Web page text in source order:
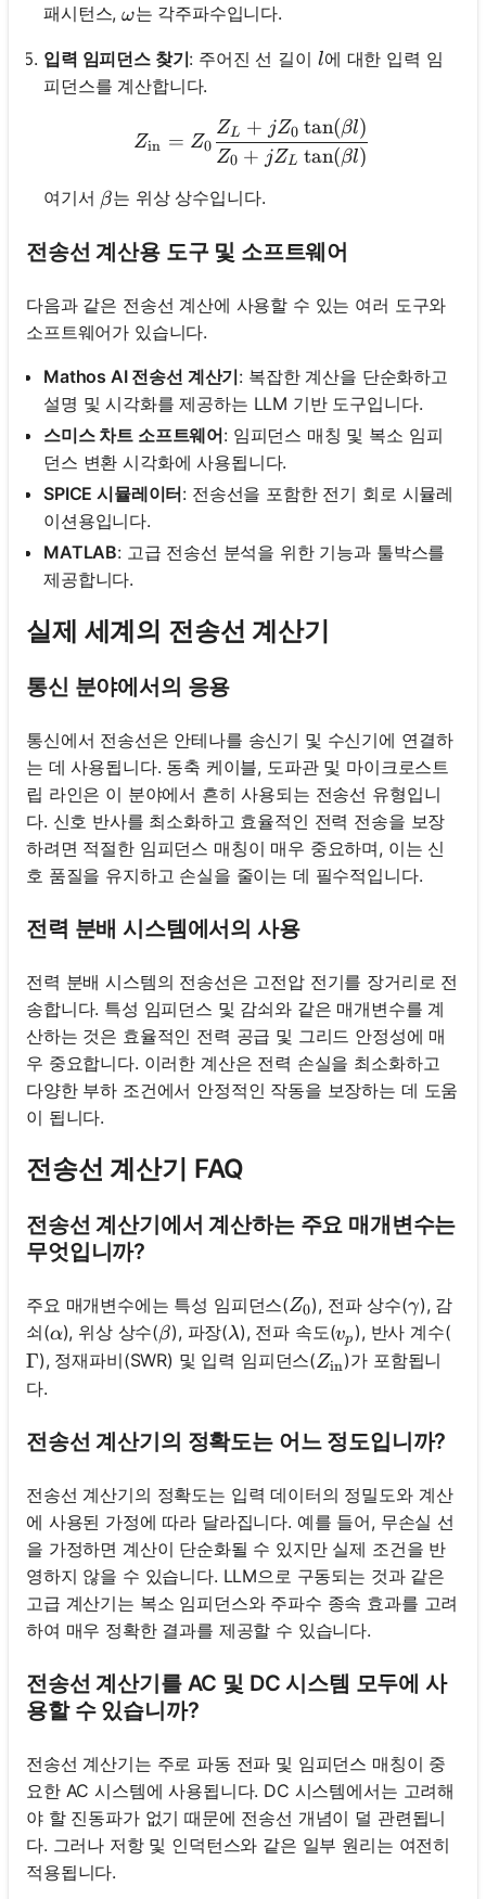
패시턴스,\omega
ω는 각주파수입니다.
입력 임피던스 찾기: 주어진 선 길이 l
l에 대한 입력 임
피던스를 계산합니다.
Z_{\text{in}} = Z_0
Zin = Z0
Z0 + jZL tan(βl)
ZL + jZ0 tan(βl)
여기서 \beta
β는 위상 상수입니다.
전송선 계산용 도구 및 소프트웨어
다음과 같은 전송선 계산에 사용할 수 있는 여러 도구와
소프트웨어가 있습니다.
Mathos AI 전송선 계산기: 복잡한 계산을 단순화하고
설명 및 시각화를 제공하는 LLM 기반 도구입니다.
스미스 차트 소프트웨어: 임피던스 매칭 및 복소 임피
던스 변환 시각화에 사용됩니다.
SPICE 시뮬레이터: 전송선을 포함한 전기 회로 시뮬레
이션용입니다.
MATLAB: 고급 전송선 분석을 위한 기능과 툴박스를
제공합니다.
실제 세계의 전송선 계산기
통신 분야에서의 응용
통신에서 전송선은 안테나를 송신기 및 수신기에 연결하
는 데 사용됩니다. 동축 케이블, 도파관 및 마이크로스트
립 라인은 이 분야에서 흔히 사용되는 전송선 유형입니
다. 신호 반사를 최소화하고 효율적인 전력 전송을 보장
하려면 적절한 임피던스 매칭이 매우 중요하며, 이는 신
호 품질을 유지하고 손실을 줄이는 데 필수적입니다.
전력 분배 시스템에서의 사용
전력 분배 시스템의 전송선은 고전압 전기를 장거리로 전
송합니다. 특성 임피던스 및 감쇠와 같은 매개변수를 계
산하는 것은 효율적인 전력 공급 및 그리드 안정성에 매
우 중요합니다. 이러한 계산은 전력 손실을 최소화하고
다양한 부하 조건에서 안정적인 작동을 보장하는 데 도움
이 됩니다.
전송선 계산기 FAQ
전송선 계산기에서 계산하는 주요 매개변수는
무엇입니까?
주요 매개변수에는 특성 임피던스(Z_0
Z0), 전파 상수(\gamma
γ), 감
쇠(\alpha
α), 위상 상수(\beta
β), 파장(\lambda
λ), 전파 속도(v_p
vp ), 반사 계수(
\Gamma
Γ), 정재파비(SWR) 및 입력 임피던스(Z_{\text{in}}
Zin)가 포함됩니
다.
전송선 계산기의 정확도는 어느 정도입니까?
전송선 계산기의 정확도는 입력 데이터의 정밀도와 계산
에 사용된 가정에 따라 달라집니다. 예를 들어, 무손실 선
을 가정하면 계산이 단순화될 수 있지만 실제 조건을 반
영하지 않을 수 있습니다. LLM으로 구동되는 것과 같은
고급 계산기는 복소 임피던스와 주파수 종속 효과를 고려
하여 매우 정확한 결과를 제공할 수 있습니다.
전송선 계산기를 AC 및 DC 시스템 모두에 사
용할 수 있습니까?
전송선 계산기는 주로 파동 전파 및 임피던스 매칭이 중
요한 AC 시스템에 사용됩니다. DC 시스템에서는 고려해
야 할 진동파가 없기 때문에 전송선 개념이 덜 관련됩니
다. 그러나 저항 및 인덕턴스와 같은 일부 원리는 여전히
적용됩니다.